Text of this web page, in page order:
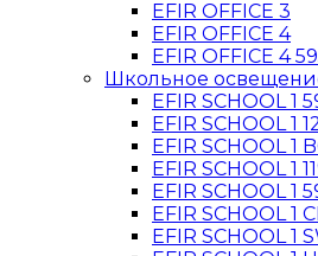
EFIR OFFICE 3
EFIR OFFICE 4
EFIR OFFICE 4
Школьное
EFIR SCHOOL 1
EFIR SCHOOL 1
EFIR SCHOOL 1
EFIR SCHOOL 1
EFIR SCHOOL 1
EFIR SCHOOL 1
EFIR SCHOOL 1